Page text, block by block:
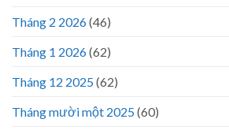
Tháng 2 2026(46)
Tháng 1 2026(62)
Tháng 12 2025(62)
Tháng mười một 2025(60)